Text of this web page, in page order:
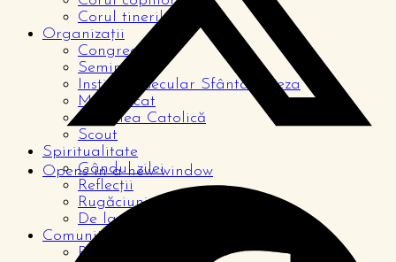
Corul tinerilor
Organizații
Congregații
Seminariști
Institutul secular Sfânta Tereza
Magnificat
Acțiunea Catolică
Scout
Spiritualitate
Gândul zilei
Reflecții
Rugăciuni
De la cititori
Comunitate
Pagina copiilor
Opens in a new window